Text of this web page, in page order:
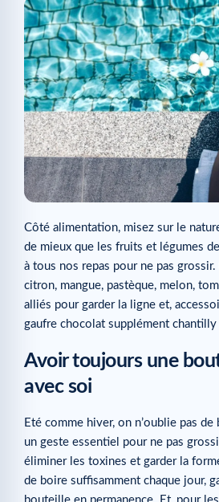
Côté alimentation, misez sur le
de mieux que les fruits et légumes
à tous nos repas pour ne pas
citron, mangue, pastèque, melon,
alliés pour garder la ligne et,
gaufre chocolat supplément
Avoir toujours une
avec soi
Eté comme hiver, on n’oublie pas de
un geste essentiel pour ne pas
éliminer les toxines et garder la
de boire suffisamment chaque jour,